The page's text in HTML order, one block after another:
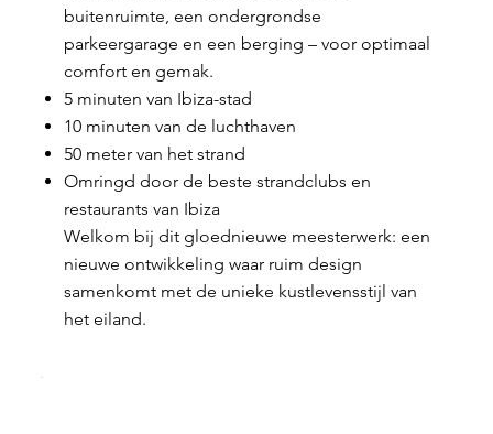
buitenruimte, een ondergrondse
parkeergarage en een berging – voor optimaal
comfort en gemak.
5 minuten van Ibiza-stad
10 minuten van de luchthaven
50 meter van het strand
Omringd door de beste strandclubs en
restaurants van Ibiza
Welkom bij dit gloednieuwe meesterwerk: een
nieuwe ontwikkeling waar ruim design
samenkomt met de unieke kustlevensstijl van
het eiland.